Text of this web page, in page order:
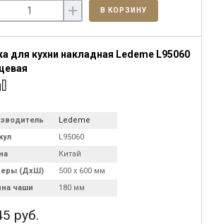
+ В КОРЗИНУ
для кухни накладная Ledeme L95060
Ledeme
L95060
Китай
(ДхШ)
500 х 600 мм
чаши
180 мм
руб.